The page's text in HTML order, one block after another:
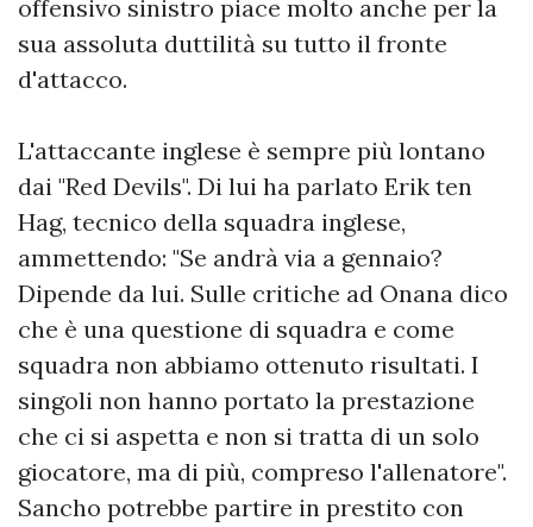
offensivo sinistro piace molto anche per la
sua assoluta duttilità su tutto il fronte
d'attacco.
L'attaccante inglese è sempre più lontano
dai "Red Devils". Di lui ha parlato Erik ten
Hag, tecnico della squadra inglese,
ammettendo: "Se andrà via a gennaio?
Dipende da lui. Sulle critiche ad Onana dico
che è una questione di squadra e come
squadra non abbiamo ottenuto risultati. I
singoli non hanno portato la prestazione
che ci si aspetta e non si tratta di un solo
giocatore, ma di più, compreso l'allenatore".
Sancho potrebbe partire in prestito con